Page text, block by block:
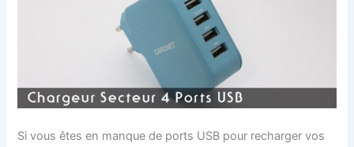
Si vous êtes en manque de ports USB pour recharger vos